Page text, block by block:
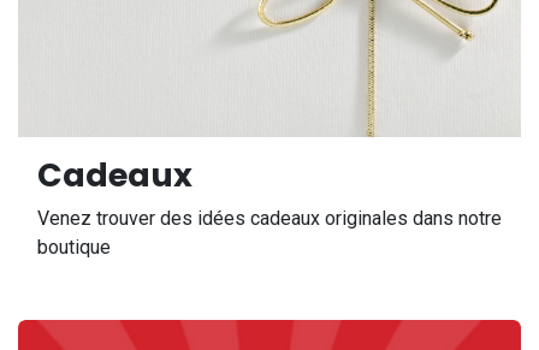
Cadeaux
Venez trouver des idées cadeaux originales dans notre
boutique